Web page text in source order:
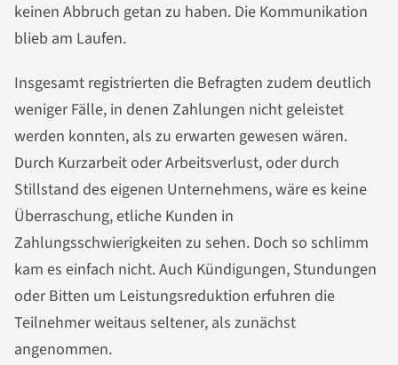
keinen Abbruch getan zu haben. Die Kommunikation
blieb am Laufen.
Insgesamt registrierten die Befragten zudem deutlich
weniger Fälle, in denen Zahlungen nicht geleistet
werden konnten, als zu erwarten gewesen wären.
Durch Kurzarbeit oder Arbeitsverlust, oder durch
Stillstand des eigenen Unternehmens, wäre es keine
Überraschung, etliche Kunden in
Zahlungsschwierigkeiten zu sehen. Doch so schlimm
kam es einfach nicht. Auch Kündigungen, Stundungen
oder Bitten um Leistungsreduktion erfuhren die
Teilnehmer weitaus seltener, als zunächst
angenommen.